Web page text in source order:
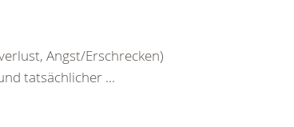
Angst/Erschrecken)
tatsächlicher ...